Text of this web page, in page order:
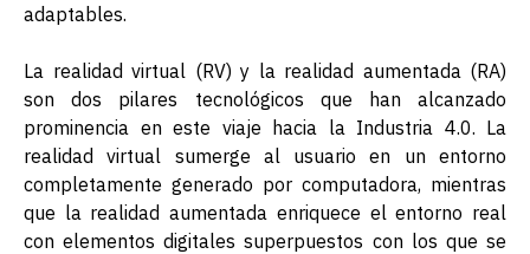
adaptables.
La realidad virtual (RV) y la realidad aumentada (RA)
son dos pilares tecnológicos que han alcanzado
prominencia en este viaje hacia la Industria 4.0. La
realidad virtual sumerge al usuario en un entorno
completamente generado por computadora, mientras
que la realidad aumentada enriquece el entorno real
con elementos digitales superpuestos con los que se